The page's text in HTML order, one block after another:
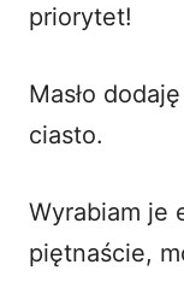
priorytet!
Masło
ciasto.
Wyrabiam je
piętnaście,